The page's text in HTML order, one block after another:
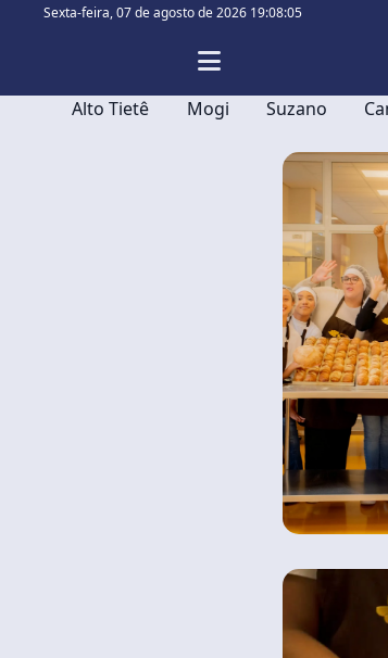
Sexta-feira,07 de agosto de 2026 19:08:05
Alto Tietê Mogi Suzano